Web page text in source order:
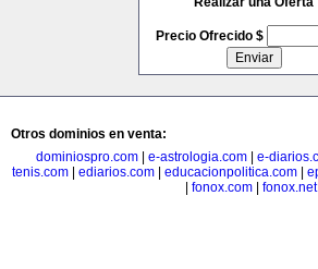
Precio Ofrecido $
Otros dominios en venta:
dominiospro.com
e-astrologia.com
e-
tenis.com
ediarios.com educacionpolitica.com
fonox.com| fonox.net